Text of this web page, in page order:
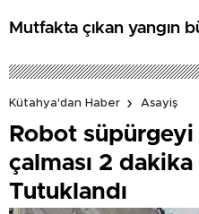
Mutfakta çıkan yangın
Kütahya'dan Haber
Asayiş
Robot süpürgeyi
çalması 2
Tutuklandı